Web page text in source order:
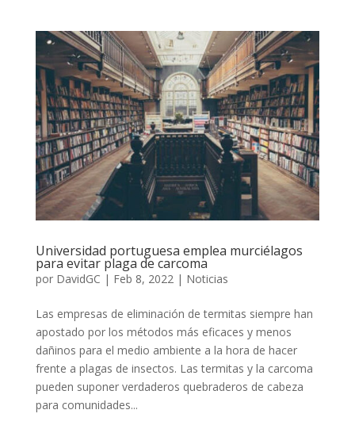
Universidad portuguesa emplea murciélagos
para evitar plaga de carcoma
por DavidGC | Feb 8, 2022| Noticias
Las empresas de eliminación de termitas siempre han
apostado por los métodos más eficaces y menos
dañinos para el medio ambiente a la hora de hacer
frente a plagas de insectos. Las termitas y la carcoma
pueden suponer verdaderos quebraderos de cabeza
para comunidades...